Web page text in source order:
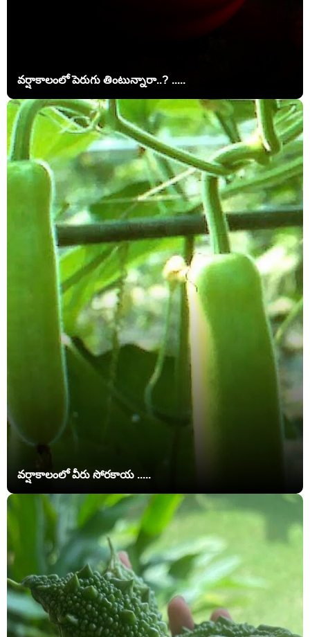
వర్షాకాలంలో పెరుగు తింటున్నారా..? .....
వర్షాకాలంలో వీరు సోరకాయ .....